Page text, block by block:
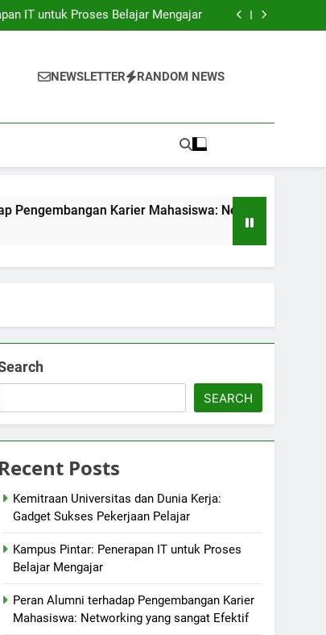
IT untuk Proses Belajar Mengajar
Karier Mahasiswa: Networking yang
IT untuk Proses Belajar Mengajar
Karier Mahasiswa: Networking yang
NEWSLETTER RANDOM NEWS
Karier Mahasiswa: Networking yang sangat Efektif
SEARCH
Recent Posts
Kemitraan Universitas dan Dunia Kerja:
Gadget Sukses Pekerjaan Pelajar
Kampus Pintar: Penerapan IT untuk Proses
Belajar Mengajar
Peran Alumni terhadap Pengembangan Karier
Mahasiswa: Networking yang sangat Efektif